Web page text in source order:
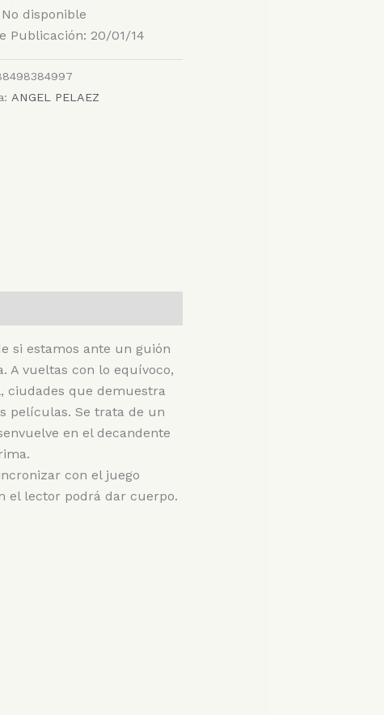
disponible
Publicación: 20/01/14
ANGEL PELAEZ
si estamos ante un guión
A vueltas con lo equívoco,
ciudades que demuestra
películas. Se trata de un
en el decandente
con el juego
el lector podrá dar cuerpo.